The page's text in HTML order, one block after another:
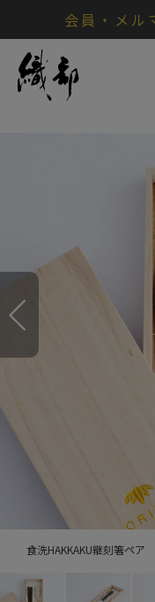
会員・メル
食洗HAKKAKU継刻箸ペア